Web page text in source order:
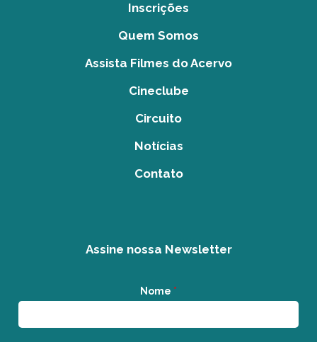
Inscrições
Quem Somos
Assista Filmes do Acervo
Cineclube
Circuito
Notícias
Contato
Assine nossa Newsletter
Nome *